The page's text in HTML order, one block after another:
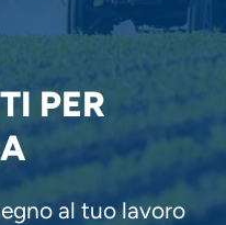
PER
al tuo lavoro